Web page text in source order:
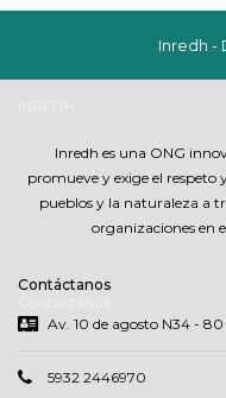
Inredh -
Inredh es una ONG
promueve y exige el respeto
pueblos y la naturaleza a
organizaciones en
Contáctanos
Av. 10 de agosto N34 -
5932 2446970